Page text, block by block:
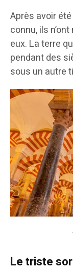
Après avoir
connu, ils
eux. La terre
pendant des
sous un autre
Le triste